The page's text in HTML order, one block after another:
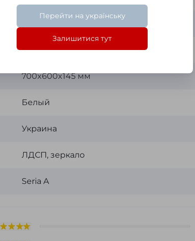
AGC Belgium (влагостойкое)
700x600x145 мм
Белый
Украина
ЛДСП, зеркало
Seria A
Перейти на українську
Залишитися тут